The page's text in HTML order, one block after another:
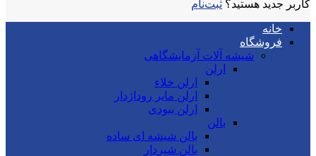
کاربر جدید هستید؟ ثبت‌نام
خانه
فروشگاه
شیشه آلات آزمایشگاهی
ارلن
ارلن خلاء
ارلن مایر روداژدار
ارلن بیودی
بالن
بالن شیشه ای ساده
بالن شیردار